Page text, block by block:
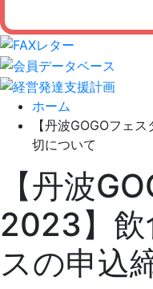
ホーム
【丹波GOGOフェ
切について
【丹波
2023】飲
スの申込